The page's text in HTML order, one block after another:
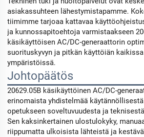
asiakassuhteen lähestymistapamme.
tiimimme tarjoaa kattavaa
ja kunnossapitoehtoja varmistaakseen
käsikäyttöisen AC/DC-generaattorin
suorituskyvyn ja pitkän käyttöiän
ympäristöissä.
Johtopäätös
20629.05B käsikäyttöinen AC/DC-
erinomaista yhdistelmää
opetukseen soveltuvuudesta ja
Sen kaksinkertainen ulostulokyky,
riippumatta ulkoisista lähteistä ja